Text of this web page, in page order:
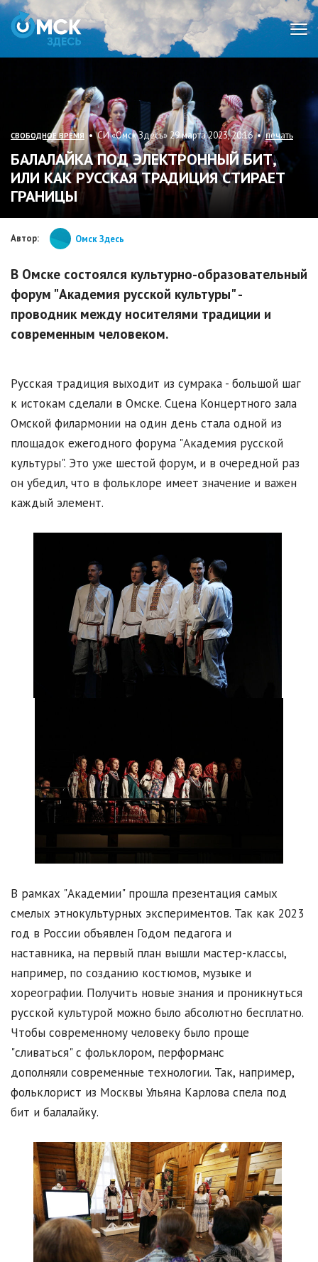
СВОБОДНОЕ ВРЕМЯ • СИ «Омск Здесь» 29 марта 2023, 20:16 •печать
БАЛАЛАЙКА ПОД ЭЛЕКТРОННЫЙ БИТ,
ИЛИ КАК РУССКАЯ ТРАДИЦИЯ СТИРАЕТ
ГРАНИЦЫ
Автор: Омск Здесь
В Омске состоялся культурно-образовательный
форум "Академия русской культуры" -
проводник между носителями традиции и
современным человеком.
Русская традиция выходит из сумрака - большой шаг
к истокам сделали в Омске. Сцена Концертного зала
Омской филармонии на один день стала одной из
площадок ежегодного форума "Академия русской
культуры". Это уже шестой форум, и в очередной раз
он убедил, что в фольклоре имеет значение и важен
каждый элемент.
В рамках "Академии" прошла презентация самых
смелых этнокультурных экспериментов. Так как 2023
год в России объявлен Годом педагога и
наставника, на первый план вышли мастер-классы,
например, по созданию костюмов, музыке и
хореографии. Получить новые знания и проникнуться
русской культурой можно было абсолютно бесплатно.
Чтобы современному человеку было проще
"сливаться" с фольклором, перформанс
дополняли современные технологии. Так, например,
фольклорист из Москвы Ульяна Карлова спела под
бит и балалайку.